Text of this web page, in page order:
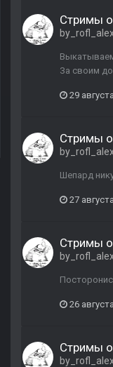
Стримы
За своим
29
Стримы
Шепард
27
Стримы
26
Стримы